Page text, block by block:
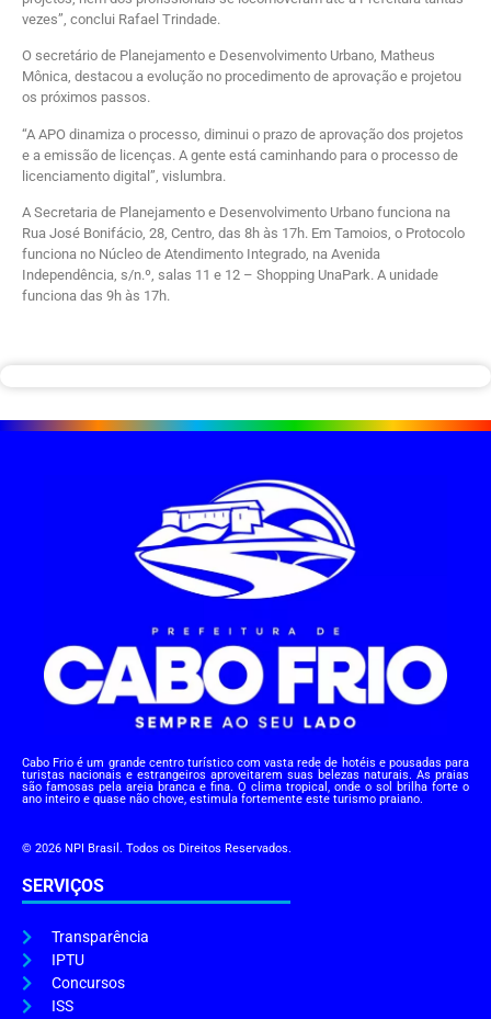
vezes”, conclui Rafael Trindade.
O secretário de Planejamento e Desenvolvimento Urbano, Matheus
Mônica, destacou a evolução no procedimento de aprovação e projetou
os próximos passos.
“A APO dinamiza o processo, diminui o prazo de aprovação dos projetos
e a emissão de licenças. A gente está caminhando para o processo de
licenciamento digital”, vislumbra.
A Secretaria de Planejamento e Desenvolvimento Urbano funciona na
Rua José Bonifácio, 28, Centro, das 8h às 17h. Em Tamoios, o Protocolo
funciona no Núcleo de Atendimento Integrado, na Avenida
Independência, s/n.º, salas 11 e 12 – Shopping UnaPark. A unidade
funciona das 9h às 17h.
Cabo Frio é um grande centro turístico com vasta rede de hotéis e pousadas para
turistas nacionais e estrangeiros aproveitarem suas belezas naturais. As praias
são famosas pela areia branca e fina. O clima tropical, onde o sol brilha forte o
ano inteiro e quase não chove, estimula fortemente este turismo praiano.
© 2026 NPI Brasil. Todos os Direitos Reservados.
SERVIÇOS
Transparência
IPTU
Concursos
ISS